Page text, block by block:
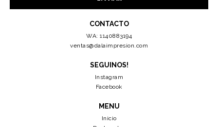
CONTACTO
WA: 1140883194
ventas@dalaimpresion.com
SEGUINOS!
Instagram
Facebook
MENU
Inicio